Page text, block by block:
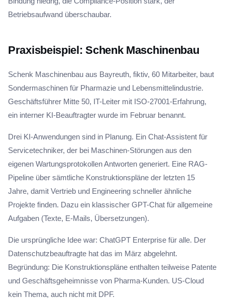
Betriebsaufwand überschaubar.
Praxisbeispiel: Schenk Maschinenbau
Schenk Maschinenbau aus Bayreuth, fiktiv, 60 Mitarbeiter, baut
Sondermaschinen für Pharmazie und Lebensmittelindustrie.
Geschäftsführer Mitte 50, IT-Leiter mit ISO-27001-Erfahrung,
ein interner KI-Beauftragter wurde im Februar benannt.
Drei KI-Anwendungen sind in Planung. Ein Chat-Assistent für
Servicetechniker, der bei Maschinen-Störungen aus den
eigenen Wartungsprotokollen Antworten generiert. Eine RAG-
Pipeline über sämtliche Konstruktionspläne der letzten 15
Jahre, damit Vertrieb und Engineering schneller ähnliche
Projekte finden. Dazu ein klassischer GPT-Chat für allgemeine
Aufgaben (Texte, E-Mails, Übersetzungen).
Die ursprüngliche Idee war: ChatGPT Enterprise für alle. Der
Datenschutzbeauftragte hat das im März abgelehnt.
Begründung: Die Konstruktionspläne enthalten teilweise Patente
und Geschäftsgeheimnisse von Pharma-Kunden. US-Cloud
kein Thema, auch nicht mit DPF.